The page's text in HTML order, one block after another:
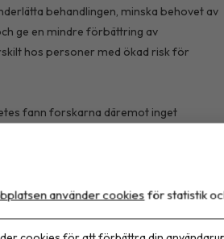
behandlingen, minska behovet av
ge en mindre förbättring av
hos personer med ökad risk för
fann forskarna däremot inget
kontinuerlig blodsockermätning leder till
sjukdom.
gör enorm nytta för vissa
av grupper där vi inte vet om den gör
och med kan vara skadlig, säger Minna
använder cookies för statistik